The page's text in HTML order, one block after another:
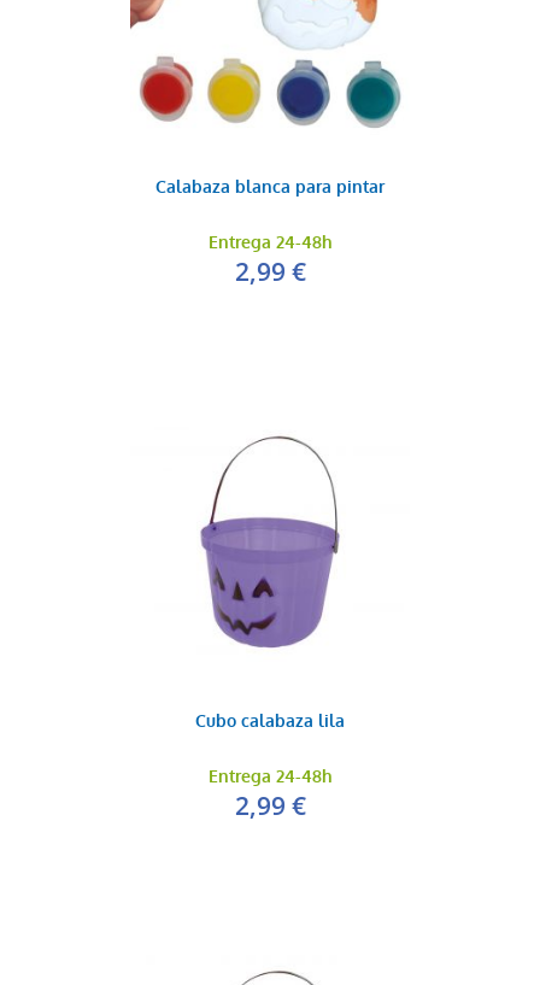
Calabaza blanca para pintar
Entrega 24-48h
2,99 €
Cubo calabaza lila
Entrega 24-48h
2,99 €